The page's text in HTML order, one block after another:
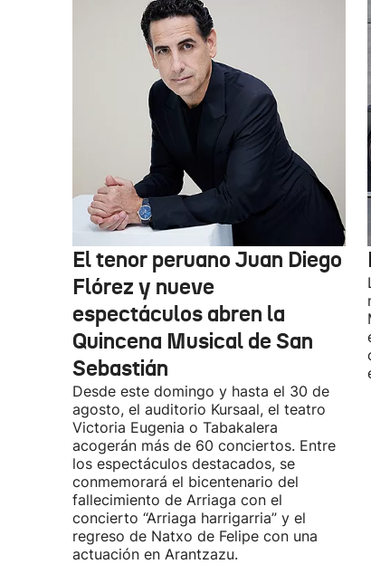
El tenor peruano Juan Diego
Flórez y nueve
espectáculos abren la
Quincena Musical de San
Sebastián
Desde este domingo y hasta el 30 de
agosto, el auditorio Kursaal, el teatro
Victoria Eugenia o Tabakalera
acogerán más de 60 conciertos. Entre
los espectáculos destacados, se
conmemorará el bicentenario del
fallecimiento de Arriaga con el
concierto “Arriaga harrigarria” y el
regreso de Natxo de Felipe con una
actuación en Arantzazu.